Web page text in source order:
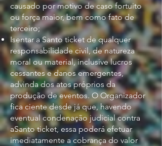
causado por motivo de caso fortuito
ou força maior, bem como fato de
terceiro;
Isentar a Santo ticket de qualquer
responsabilidade civil, de natureza
moral ou material, inclusive lucros
cessantes e danos emergentes,
advinda dos atos próprios da
produção de eventos. O Organizador
fica ciente desde já que, havendo
eventual condenação judicial contra
aSanto ticket, essa poderá efetuar
imediatamente a cobrança do valor